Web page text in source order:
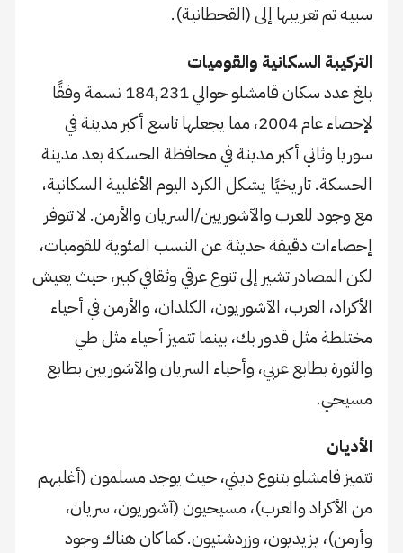
سبيه تم تعريبها إلى (القحطانية).
التركيبة السكانية والقوميات
بلغ عدد سكان قامشلو حوالي 184,231 نسمة وفقًا
لإحصاء عام 2004، مما يجعلها تاسع أكبر مدينة في
سوريا وثاني أكبر مدينة في محافظة الحسكة بعد مدينة
الحسكة. تاريخيًا يشكل الكرد اليوم الأغلبية السكانية،
مع وجود للعرب والآشوريين/السريان والأرمن. لا تتوفر
إحصاءات دقيقة حديثة عن النسب المئوية للقوميات،
لكن المصادر تشير إلى تنوع عرقي وثقافي كبير، حيث يعيش
الأكراد، العرب، الآشوريون، الكلدان، والأرمن في أحياء
مختلطة مثل قدور بك، بينما تتميز أحياء مثل طي
والثورة بطابع عربي، وأحياء السريان والآشوريين بطابع
مسيحي.
الأديان
تتميز قامشلو بتنوع ديني، حيث يوجد مسلمون (أغلبهم
من الأكراد والعرب)، مسيحيون (آشوريون، سريان،
وأرمن)، يزيديون، وزردشتيون. كما كان هناك وجود